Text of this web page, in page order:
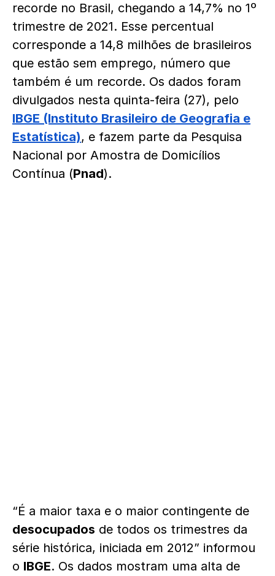
recorde no Brasil, chegando a 14,7% no 1º
trimestre de 2021. Esse percentual
corresponde a 14,8 milhões de brasileiros
que estão sem emprego, número que
também é um recorde. Os dados foram
divulgados nesta quinta-feira (27), pelo
IBGE (Instituto Brasileiro de Geografia e
Estatística), e fazem parte da Pesquisa
Nacional por Amostra de Domicílios
Contínua (Pnad).
“É a maior taxa e o maior contingente de
desocupados de todos os trimestres da
série histórica, iniciada em 2012” informou
o IBGE. Os dados mostram uma alta de